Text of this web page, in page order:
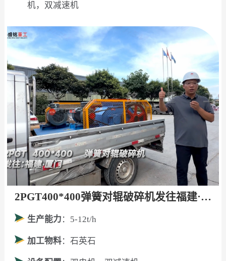
机，双减速机
2PGT400*400弹簧对辊破碎机发往福建·厦门！
生产能力 ：5-12t/h
加工物料：石英石